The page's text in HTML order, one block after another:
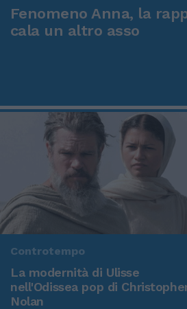
Fenomeno Anna, la
cala un altro asso
Controtempo
La modernità di Ulisse
nell'Odissea pop di
Nolan